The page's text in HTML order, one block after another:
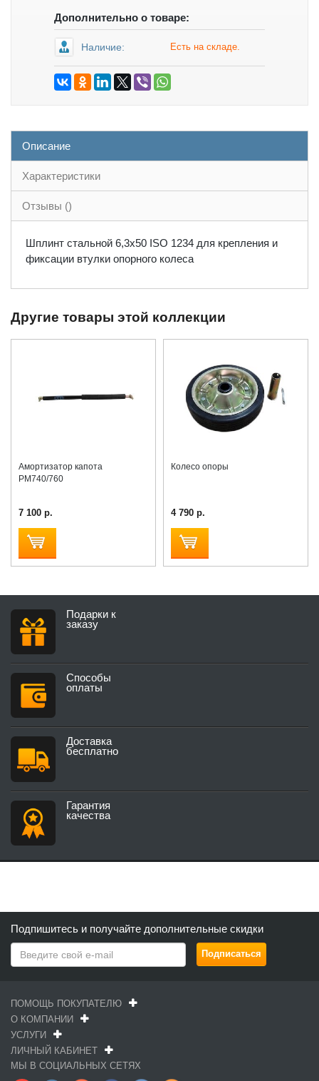
Дополнительно о товаре:
Наличие: Есть на складе.
Описание
Характеристики
Отзывы ()
Шплинт стальной 6,3x50 ISO 1234 для крепления и
фиксации втулки опорного колеса
Другие товары этой коллекции
Амортизатор капота
PM740/760
7 100 р.
Колесо опоры
4 790 р.
Подарки к
заказу
Способы
оплаты
Доставка
бесплатно
Гарантия
качества
Подпишитесь и получайте дополнительные скидки
ПОМОЩЬ ПОКУПАТЕЛЮ
О КОМПАНИИ
УСЛУГИ
ЛИЧНЫЙ КАБИНЕТ
МЫ В СОЦИАЛЬНЫХ СЕТЯХ